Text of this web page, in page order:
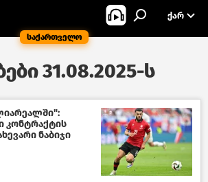
საქართველო
ᲥᲐᲠ
31.08.2025-ს
კონტრაქტის
ნაბიჯი